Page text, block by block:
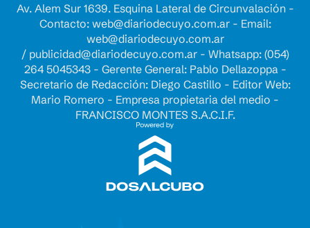
Av. Alem Sur 1639. Esquina Lateral de Circunvalación -
Contacto: web@diariodecuyo.com.ar- Email:
web@diariodecuyo.com.ar
/ publicidad@diariodecuyo.com.ar- Whatsapp: (054)
264 5045343 - Gerente General: Pablo Dellazoppa -
Secretario de Redacción: Diego Castillo - Editor Web:
Mario Romero - Empresa propietaria del medio -
FRANCISCO MONTES S.A.C.I.F.